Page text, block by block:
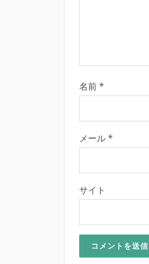
名前 *
メール *
サイト